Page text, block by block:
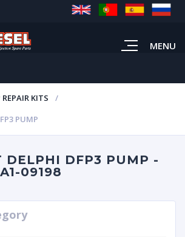
MENU
KITS
PUMP
DELPHI DFP3 PUMP -
09198